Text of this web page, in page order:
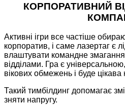
КОРПОРАТИВНИЙ
Активні ігри все частіше
корпоратив, і саме лазертаг є
влаштувати командне
відділами. Гра є
вікових обмежень і буде цікава
Такий тимбілдинг допомагає
зняти напругу.